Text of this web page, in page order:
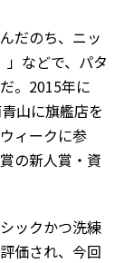
だのち、ニッ
などで、パタ
。2015年に
山に旗艦店を
ィークに参
の新人賞・資
ックかつ洗練
価され、今回